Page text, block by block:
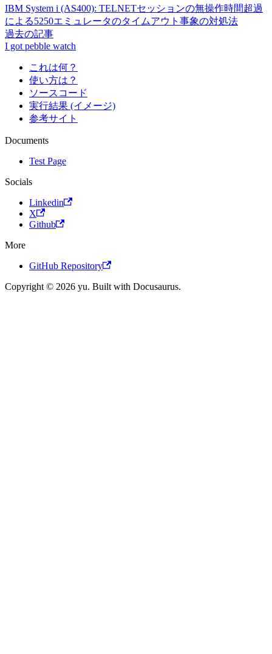
IBM System i (AS400): TELNETセッションの無操作時間超過
による5250エミュレータのタイムアウト事象の対処法
過去の記事
I got pebble watch
これは何？
使い方は？
ソースコード
実行結果 (イメージ)
参考サイト
Documents
Test Page
Socials
Linkedin
X
Github
More
GitHub Repository
Copyright © 2026 yu. Built with Docusaurus.